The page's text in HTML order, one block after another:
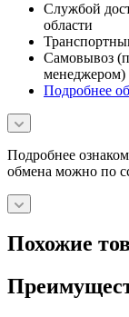
Службой
области
Самовывоз
менеджером)
Подробнее
Подробнее
обмена можно по
Похожие